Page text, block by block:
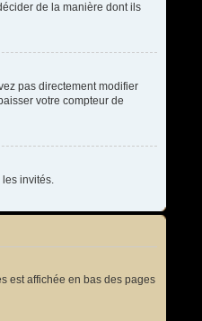
de la manière dont ils
pas directement modifier
votre compteur de
les invités.
est affichée en bas des pages